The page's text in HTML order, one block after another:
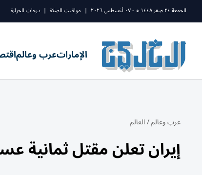
الجمعة ٢٤ صفر ١٤٤٨ ه - ٠٧ أغسطس ٢٠٢٦ | مواقيت الصلاة | درجات الحرارة
الإماراتعرب وعالم
عرب وعالم/العالم
إيران تعلن مقتل ثمانية